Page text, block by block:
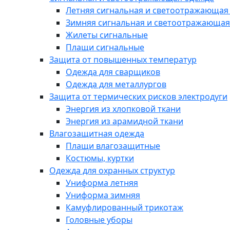
Летняя сигнальная и
Зимняя сигнальная и
Жилеты сигнальные
Плащи сигнальные
Защита от повышенных температур
Одежда для сварщиков
Одежда для металлургов
Защита от термических рисков электродуги
Энергия из хлопковой ткани
Энергия из арамидной ткани
Влагозащитная одежда
Плащи влагозащитные
Костюмы, куртки
Одежда для охранных структур
Униформа летняя
Униформа зимняя
Камуфлированный трикотаж
Головные уборы